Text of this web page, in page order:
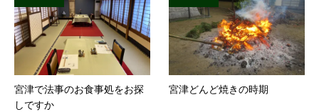
宮津で法事のお食事処をお探
しですか
宮津どんど焼きの時期